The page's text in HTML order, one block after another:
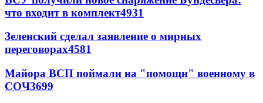
что входит в комплект4931
Зеленский сделал заявление о мирных
переговорах4581
Майора ВСП поймали на "помощи" военному в
СОЧ3699